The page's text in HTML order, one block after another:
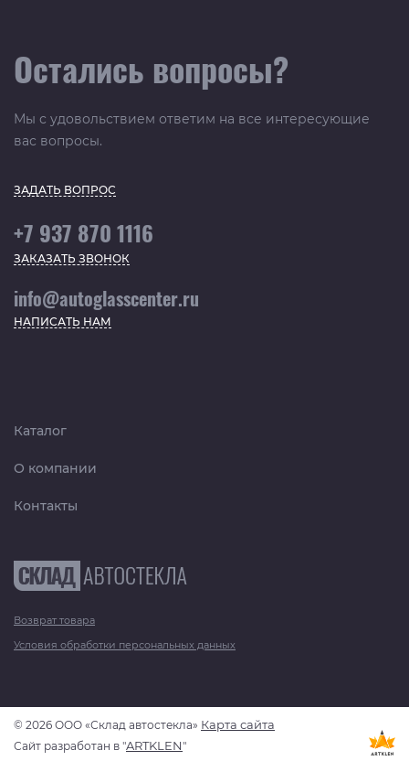
Остались вопросы?
Мы с удовольствием ответим на все интересующие
вас вопросы.
ЗАДАТЬ ВОПРОС
+7 937 870 1116
ЗАКАЗАТЬ ЗВОНОК
info@autoglasscenter.ru
НАПИСАТЬ НАМ
Каталог
О компании
Контакты
Возврат товара
Условия обработки персональных данных
© 2026 ООО «Склад автостекла» Карта сайта
Сайт разработан в "ARTKLEN"